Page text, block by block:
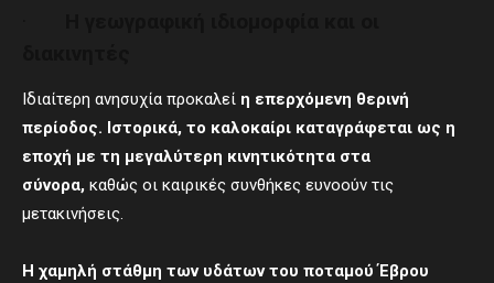
Ιδιαίτερη ανησυχία προκαλεί η επερχόμενη θερινή
περίοδος. Ιστορικά, το καλοκαίρι καταγράφεται ως η
εποχή με τη μεγαλύτερη κινητικότητα στα
σύνορα, καθώς οι καιρικές συνθήκες ευνοούν τις
μετακινήσεις.
Η χαμηλή στάθμη των υδάτων του ποταμούΈβρου